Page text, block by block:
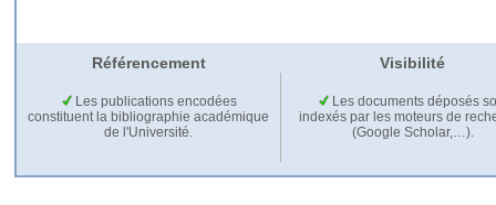
Référencement Visibilité
Les publications encodées
constituent la bibliographie académique
de l'Université.
Les documents déposés
indexés par les moteurs de
(Google Scholar,…).